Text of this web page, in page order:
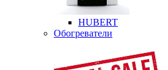
HUBERT
Обогреватели